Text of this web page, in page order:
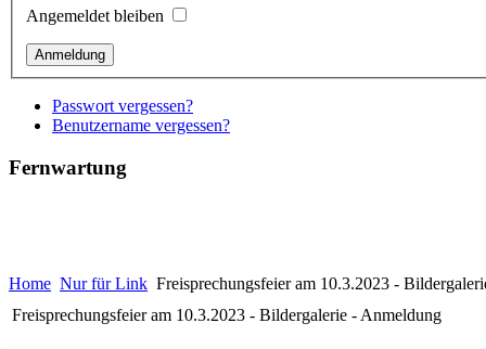
Angemeldet bleiben
Passwort vergessen?
Benutzername vergessen?
Fernwartung
Home Nur für Link Freisprechungsfeier am 10.3.2023 -
Freisprechungsfeier am 10.3.2023 - Bildergalerie - Anmeldung